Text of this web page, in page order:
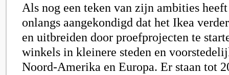
Als nog een teken van zijn ambities
onlangs aangekondigd dat het Ikea
en uitbreiden door proefprojecten te
winkels in kleinere steden en
Noord-Amerika en Europa. Er staan tot